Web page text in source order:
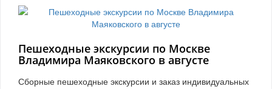
Пешеходные экскурсии по Москве
Владимира Маяковского в августе
Сборные пешеходные экскурсии и заказ индивидуальных